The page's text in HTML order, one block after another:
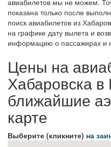
показана только после
поиск авиабилетов из
на графике дату вылета и
информацию о пассажирах и
Цены на
Хабаровска
ближайшие
карте
Выберите (кликните) на